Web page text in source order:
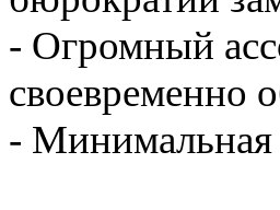
- Огромный
своевременно
- Минимальная